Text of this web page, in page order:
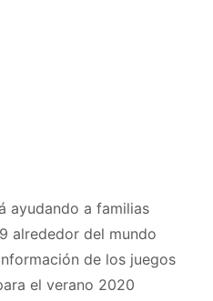
ayudando a familias
alrededor del mundo
de los juegos
el verano 2020